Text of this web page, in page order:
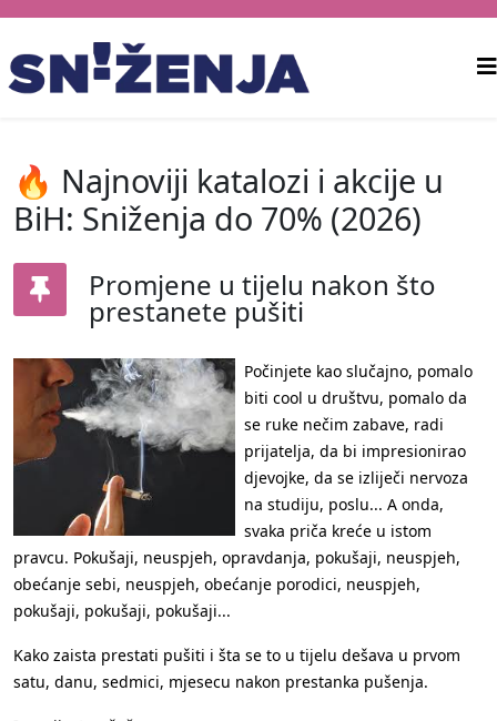
🔥 Najnoviji katalozi i akcije u
BiH: Sniženja do 70% (2026)
Promjene u tijelu nakon što
prestanete pušiti
Počinjete kao slučajno, pomalo
biti cool u društvu, pomalo da
se ruke nečim zabave, radi
prijatelja, da bi impresionirao
djevojke, da se izliječi nervoza
na studiju, poslu... A onda,
svaka priča kreće u istom
pravcu. Pokušaji, neuspjeh, opravdanja, pokušaji, neuspjeh,
obećanje sebi, neuspjeh, obećanje porodici, neuspjeh,
pokušaji, pokušaji, pokušaji...
Kako zaista prestati pušiti i šta se to u tijelu dešava u prvom
satu, danu, sedmici, mjesecu nakon prestanka pušenja.